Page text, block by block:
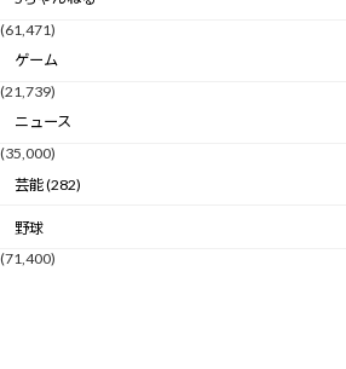
(61,471)
ゲーム
(21,739)
ニュース
(35,000)
芸能 (282)
野球
(71,400)